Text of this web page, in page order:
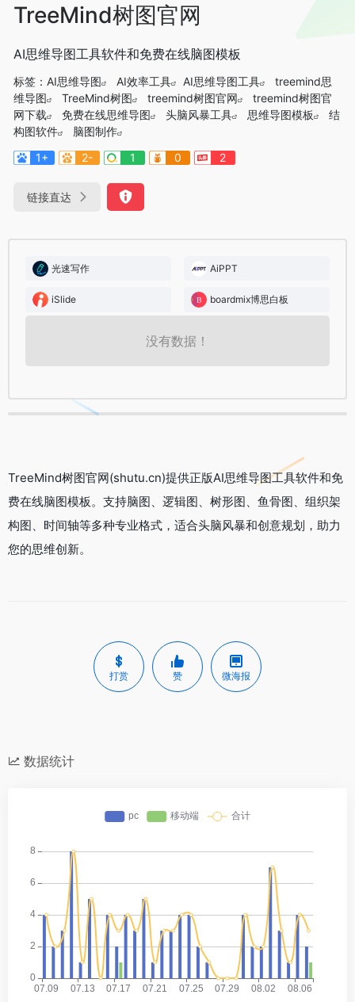
TreeMind树图官网
AI思维导图工具软件和免费在线脑图模板
标签： AI思维导图 AI效率工具 AI思维导图工具
treemind思
维导图
TreeMind树图 treemind树图官网
treemind树图官
网下载
免费在线思维导图 头脑风暴工具 思维导图模板
结
构图软件
脑图制作
1+
2- 1 0 2
链接直达
光速写作 AiPPT
iSlide boardmix博思白板
没有数据！
TreeMind树图官网(shutu.cn)提供正版AI思维导图工具软件和免
费在线脑图模板。支持脑图、逻辑图、树形图、鱼骨图、组织架
构图、时间轴等多种专业格式，适合头脑风暴和创意规划，助力
您的思维创新。
打赏 赞 微海报
数据统计